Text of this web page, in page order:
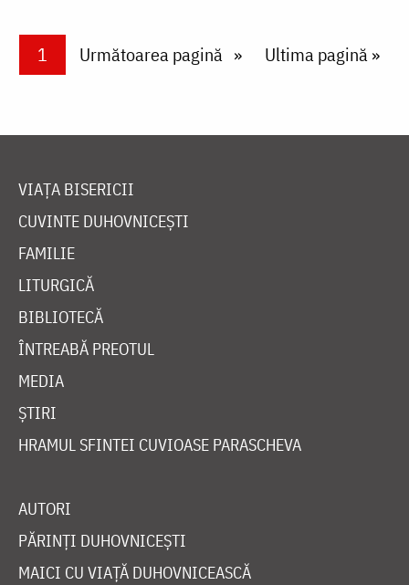
PaginareCurrent page
1 Next page
Următoarea pagină Last page
Ultima pagină »
VIAȚA BISERICII
CUVINTE DUHOVNICEȘTI
FAMILIE
LITURGICĂ
BIBLIOTECĂ
ÎNTREABĂ PREOTUL
MEDIA
ȘTIRI
HRAMUL SFINTEI CUVIOASE PARASCHEVA
AUTORI
PĂRINȚI DUHOVNICEȘTI
MAICI CU VIAȚĂ DUHOVNICEASCĂ